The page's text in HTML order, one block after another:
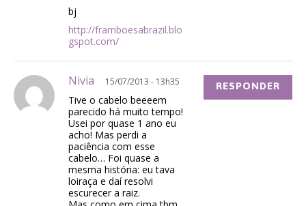
bj
http://framboesabrazil.blo
gspot.com/
Nivia 15/07/2013 - 13h35
Tive o cabelo beeeem
parecido há muito tempo!
Usei por quase 1 ano eu
acho! Mas perdi a
paciência com esse
cabelo… Foi quase a
mesma história: eu tava
loiraça e daí resolvi
escurecer a raiz.
RESPONDER